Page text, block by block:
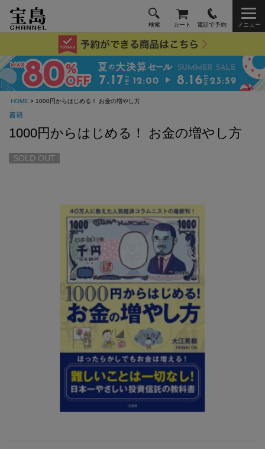
検索 カート 電話で予約 メニュー
HOME > 1000円からはじめる！ お金の増やし方
書籍
1000円からはじめる！ お金の増やし方
SOLD OUT